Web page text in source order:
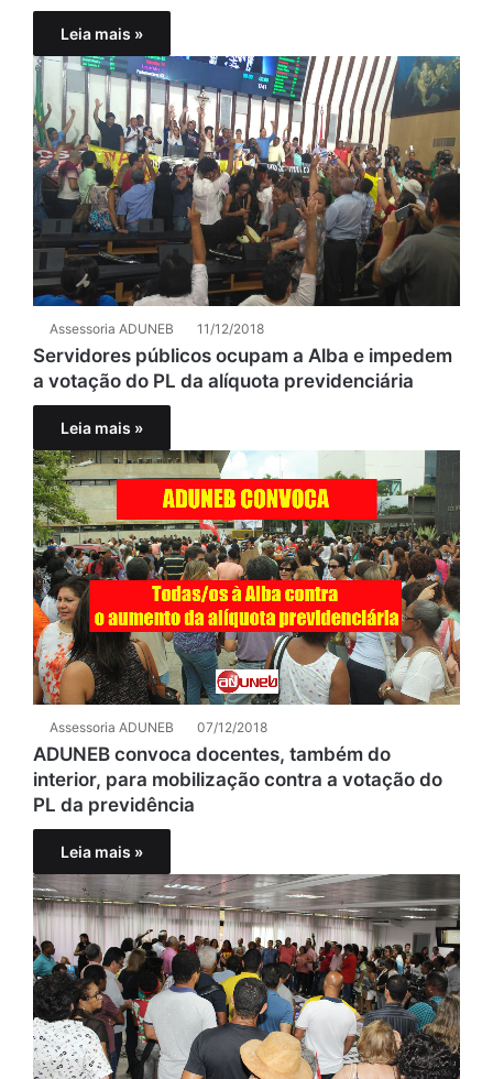
Leia mais »
Assessoria ADUNEB 11/12/2018
Servidores públicos ocupam a Alba e impedem
a votação do PL da alíquota previdenciária
Leia mais »
Assessoria ADUNEB 07/12/2018
ADUNEB convoca docentes, também do
interior, para mobilização contra a votação do
PL da previdência
Leia mais »